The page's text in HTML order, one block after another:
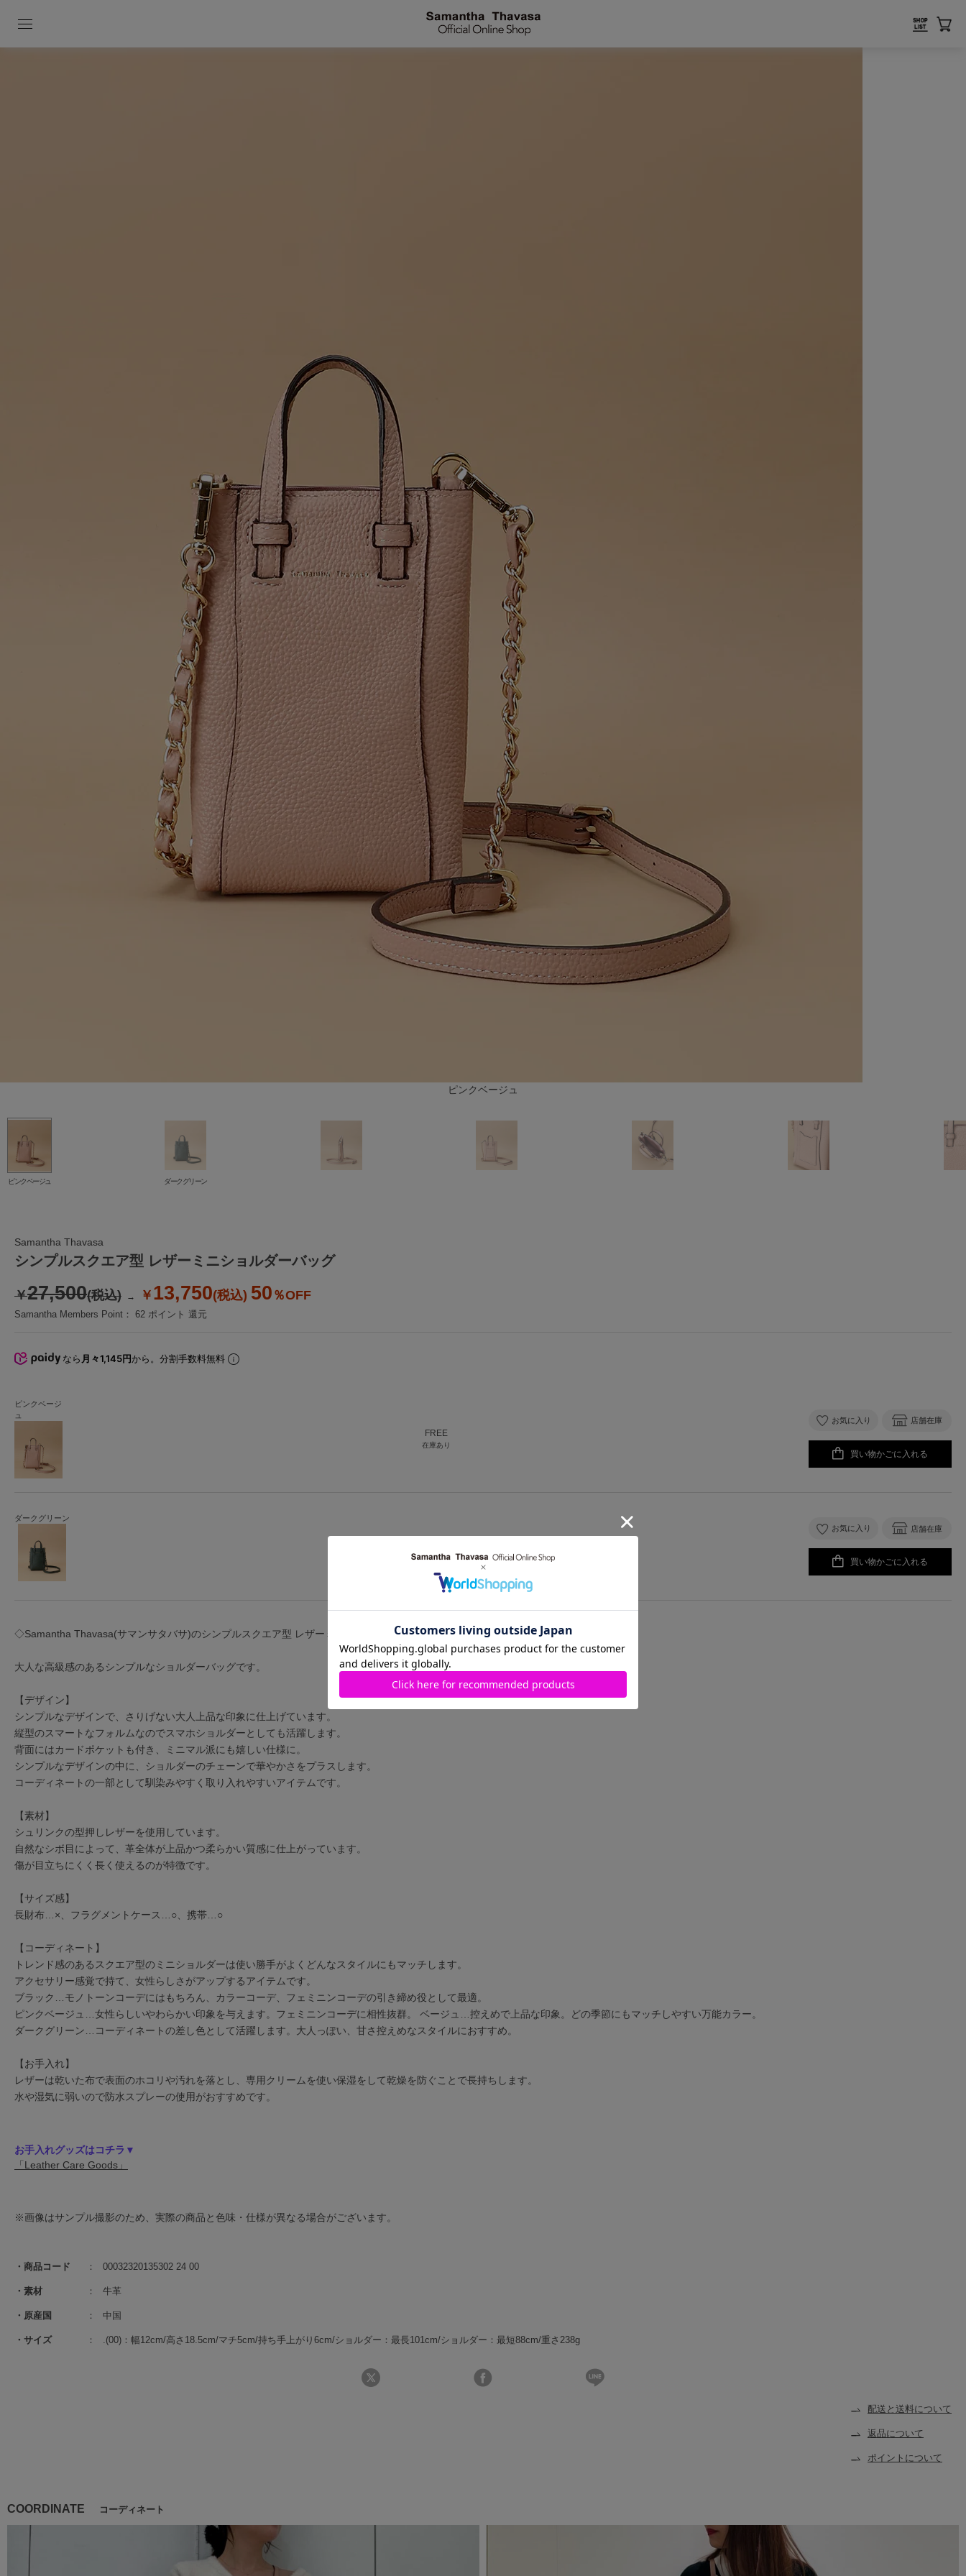
ピンクベージュ
ダークグリーン
ピンクベージュ ダークグリーン
Samantha Thavasa
シンプルスクエア型 レザーミニショルダーバッグ
￥27,500(税込) ￥ 13,750(税込) 50 ％OFF
商品コード 00032320135302 24 00
Samantha Members Point： 62 ポイント 還元
素材 牛革
原産国 中国
サイズ .(00)：幅12cm/高さ18.5cm/マチ5cm/持ち手上がり6cm/ショルダー：最長101cm/ショルダー：最短88cm/重さ238g
なら 月々1,145円から。分割手数料無料
ピンクベージ
ュ
FREE
在庫あり
お気に入り 店舗在庫
買い物かごに入れる
ダークグリーン
在庫あり
お気に入り 店舗在庫
買い物かごに入れる
配送と送料について
返品について
ポイントについて
COORDINATE コーディネート
◇Samantha Thavasa(サマンサタバサ)のシンプルスクエア型 レザーミニショルダーバッグ
大人な高級感のあるシンプルなショルダーバッグです。
【デザイン】
シンプルなデザインで、さりげない大人上品な印象に仕上げています。
縦型のスマートなフォルムなのでスマホショルダーとしても活躍します。
背面にはカードポケットも付き、ミニマル派にも嬉しい仕様に。
シンプルなデザインの中に、ショルダーのチェーンで華やかさをプラスします。
コーディネートの一部として馴染みやすく取り入れやすいアイテムです。
【素材】
シュリンクの型押しレザーを使用しています。
自然なシボ目によって、革全体が上品かつ柔らかい質感に仕上がっています。
傷が目立ちにくく長く使えるのが特徴です。
【サイズ感】
長財布…×、フラグメントケース…○、携帯…○
【コーディネート】
トレンド感のあるスクエア型のミニショルダーは使い勝手がよくどんなスタイルにもマッチします。
アクセサリー感覚で持て、女性らしさがアップするアイテムです。
ブラック…モノトーンコーデにはもちろん、カラーコーデ、フェミニンコーデの引き締め役として最適。
ピンクベージュ…女性らしいやわらかい印象を与えます。フェミニンコーデに相性抜群。 ベージュ…控えめで上品な印象。どの季節にもマッチしやすい万能カラー。
ダークグリーン…コーディネートの差し色として活躍します。大人っぽい、甘さ控えめなスタイルにおすすめ。
【お手入れ】
レザーは乾いた布で表面のホコリや汚れを落とし、専用クリームを使い保湿をして乾燥を防ぐことで長持ちします。
水や湿気に弱いので防水スプレーの使用がおすすめです。
お手入れグッズはコチラ▼
「Leather Care Goods」
※画像はサンプル撮影のため、実際の商品と色味・仕様が異なる場合がございます。